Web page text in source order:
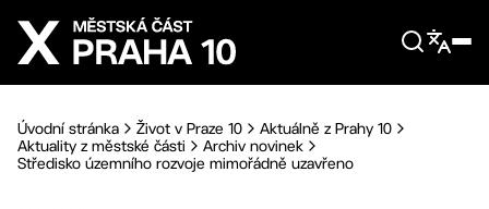
Přejít na hlavní obsah
Úvodní stránka Život v Praze 10
Aktuálně z Prahy 10
Aktuality z městské části
Archiv novinek
Středisko územního rozvoje mimořádně uzavřeno